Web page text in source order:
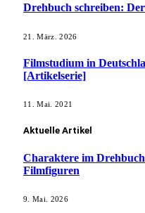
Drehbuch schreiben:
21. März. 2026
Filmstudium in
[Artikelserie]
11. Mai. 2021
Aktuelle Artikel
Charaktere im
Filmfiguren
9. Mai. 2026